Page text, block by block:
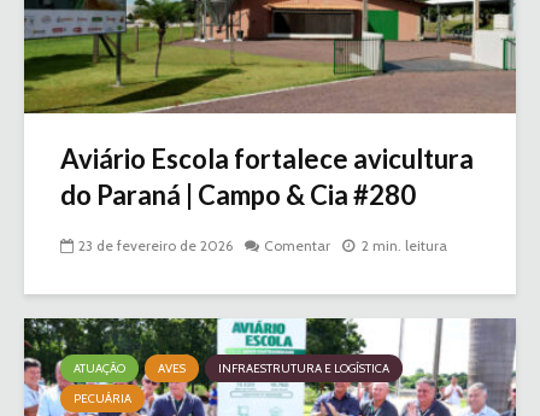
Aviário Escola fortalece avicultura
do Paraná | Campo & Cia #280
23 de fevereiro de 2026 Comentar 2 min. leitura
ATUAÇÃO AVES
INFRAESTRUTURA E LOGÍSTICA
PECUÁRIA